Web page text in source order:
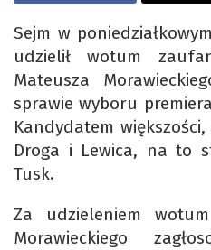
Sejm w
udzielił wotum
Mateusza
sprawie wyboru
Kandydatem
Droga i Lewica, na to
Tusk.
Za udzieleniem
Morawieckiego